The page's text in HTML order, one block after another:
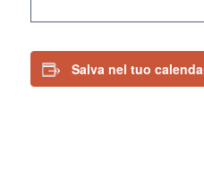
Salva nel tuo